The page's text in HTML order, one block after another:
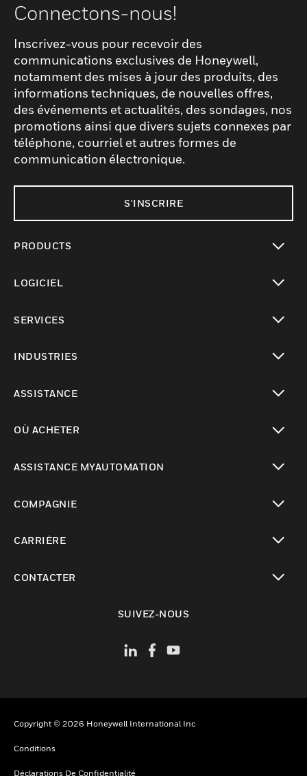
Connectons-nous!
Inscrivez-vous pour recevoir des
communications exclusives de Honeywell,
notamment des mises à jour des produits, des
informations techniques, de nouvelles offres,
des événements et actualités, des sondages, nos
promotions ainsi que divers sujets connexes par
téléphone, courriel et autres formes de
communication électronique.
S'INSCRIRE
PRODUCTS
LOGICIEL
SERVICES
INDUSTRIES
ASSISTANCE
OÙ ACHETER
ASSISTANCE MYAUTOMATION
COMPAGNIE
CARRIÈRE
CONTACTER
SUIVEZ-NOUS
Copyright © 2026 Honeywell International Inc
Conditions
Déclarations De Confidentialité